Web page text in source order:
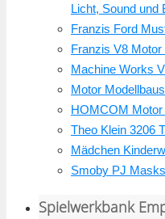
Licht, Sound und
Franzis Ford
Franzis V8
Machine Works
Motor
HOMCOM Motor
Theo Klein 3206
Mädchen
Smoby PJ
Spielwerkbank